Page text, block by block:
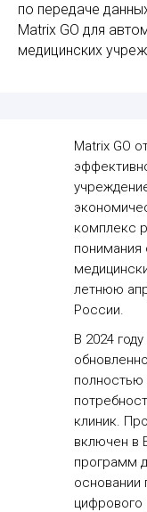
по передаче
Matrix GO для
медицинских
В 2024
полностью
клиник.
включен в
программ
основании
цифрового
Matrix GO
комплекс
понимания
летнюю
России.